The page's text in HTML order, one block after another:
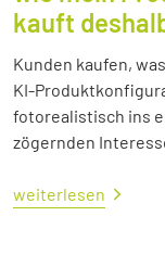
kauft
Kunden kaufen,
KI-
fotorealistisch ins
zögernden
weiterlesen